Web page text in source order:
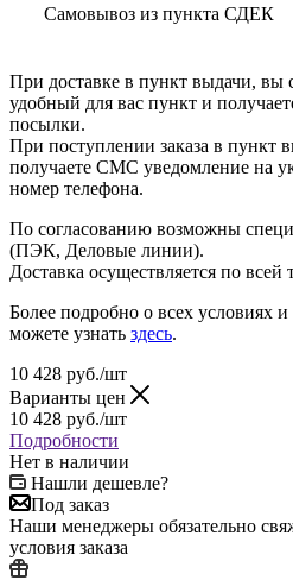
Самовывоз из пункта СДЕК
При доставке в пункт выдачи, вы
удобный для вас пункт и
посылки.
При поступлении заказа в пункт
получаете СМС уведомление на
номер телефона.
По согласованию возможны
(ПЭК, Деловые линии).
Доставка осуществляется по всей
Более подробно о всех условиях
можете узнать здесь.
10 428 руб./шт
Варианты цен
10 428 руб./шт
Подробности
Нет в наличии
Нашли дешевле?
Под заказ
Наши менеджеры обязательно
условия заказа